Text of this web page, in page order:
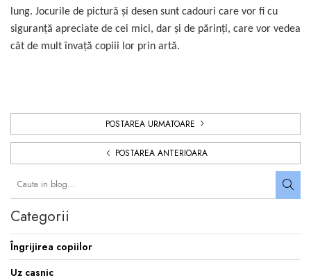
lung. Jocurile de pictură și desen sunt cadouri care vor fi cu
siguranță apreciate de cei mici, dar și de părinți, care vor vedea
cât de mult învață copiii lor prin artă.
POSTAREA URMATOARE
POSTAREA ANTERIOARA
Categorii
Îngrijirea copiilor
Uz casnic